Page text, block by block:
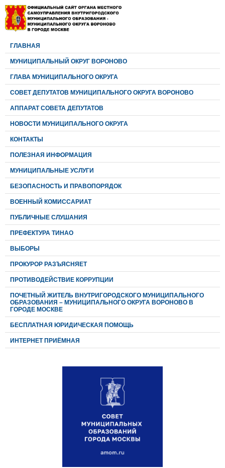
ГЛАВНАЯ
МУНИЦИПАЛЬНЫЙ ОКРУГ ВОРОНОВО
ГЛАВА МУНИЦИПАЛЬНОГО ОКРУГА
CОВЕТ ДЕПУТАТОВ МУНИЦИПАЛЬНОГО ОКРУГА ВОРОНОВО
АППАРАТ СОВЕТА ДЕПУТАТОВ
НОВОСТИ МУНИЦИПАЛЬНОГО ОКРУГА
КОНТАКТЫ
ПОЛЕЗНАЯ ИНФОРМАЦИЯ
МУНИЦИПАЛЬНЫЕ УСЛУГИ
БЕЗОПАСНОСТЬ И ПРАВОПОРЯДОК
ВОЕННЫЙ КОМИССАРИАТ
ПУБЛИЧНЫЕ СЛУШАНИЯ
ПРЕФЕКТУРА ТИНАО
ВЫБОРЫ
ПРОКУРОР РАЗЪЯСНЯЕТ
ПРОТИВОДЕЙСТВИЕ КОРРУПЦИИ
ПОЧЕТНЫЙ ЖИТЕЛЬ ВНУТРИГОРОДСКОГО МУНИЦИПАЛЬНОГО
ОБРАЗОВАНИЯ – МУНИЦИПАЛЬНОГО ОКРУГА ВОРОНОВО В
ГОРОДЕ МОСКВЕ
БЕСПЛАТНАЯ ЮРИДИЧЕСКАЯ ПОМОЩЬ
ИНТЕРНЕТ ПРИЁМНАЯ